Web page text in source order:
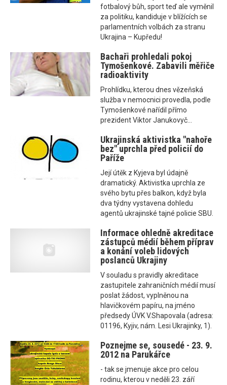
fotbalový bůh, sport teď ale vyměnil
za politiku, kandiduje v blížících se
parlamentních volbách za stranu
Ukrajina – Kupředu!
Bachaři prohledali pokoj
Tymošenkové. Zabavili měřiče
radioaktivity
Prohlídku, kterou dnes vězeňská
služba v nemocnici provedla, podle
Tymošenkové nařídil přímo
prezident Viktor Janukovyč...
Ukrajinská aktivistka "nahoře
bez" uprchla před policií do
Paříže
Její útěk z Kyjeva byl údajně
dramatický. Aktivistka uprchla ze
svého bytu přes balkon, když byla
dva týdny vystavena dohledu
agentů ukrajinské tajné policie SBU.
Informace ohledně akreditace
zástupců médií během příprav
a konání voleb lidových
poslanců Ukrajiny
V souladu s pravidly akreditace
zastupitele zahraničních médií musí
poslat žádost, vyplněnou na
hlavičkovém papíru, na jméno
předsedy ÚVK V.Shapovala (adresa:
01196, Kyjiv, nám. Lesi Ukrajinky, 1).
Poznejme se, sousedé - 23. 9.
2012 na Parukářce
- tak se jmenuje akce pro celou
rodinu, kterou v neděli 23. září